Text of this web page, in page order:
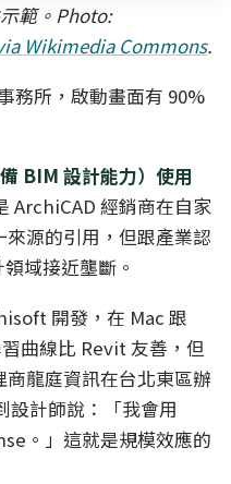
範。Photo:
Wikimedia Commons.
務所，啟動畫面有 90%
BIM 設計能力）使用
經銷商在自家
來源的引用，但跟產業認
域接近壟斷。
開發，在 Mac 跟
曲線比 Revit 友善，但
商龍庭資訊在台北東區辦
設計師說：「我會用
。」這就是規模效應的